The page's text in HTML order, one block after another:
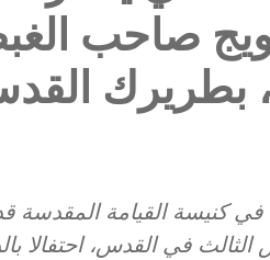
الـ 17 لتتويج صاحب
بطريرك
في كنيسة القيامة
في القدس، احتفالا